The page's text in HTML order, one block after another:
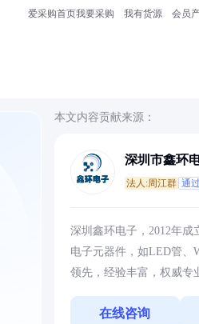
爱采购首页我要采购 我有货源 会员
本文内容贡献来源：
深圳市鑫环
法人:周江群 通
深圳鑫环电子，2012年成
电子元器件，如LED管、
领先，经验丰富，权威专
在线咨询